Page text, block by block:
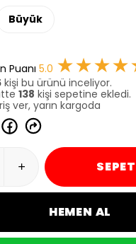
Büyük
Puanı 5.0
kişi bu ürünü inceliyor.
138 kişi sepetine ekledi.
ver, yarın kargoda
HEMEN AL